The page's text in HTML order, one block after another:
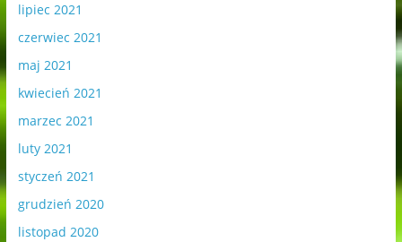
lipiec 2021
czerwiec 2021
maj 2021
kwiecień 2021
marzec 2021
luty 2021
styczeń 2021
grudzień 2020
listopad 2020